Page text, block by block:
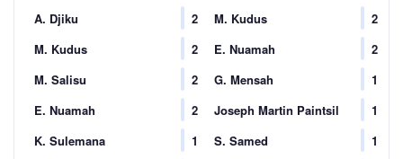
A. Djiku
2
M. Kudus
2
M. Salisu
2
E. Nuamah
2
K. Sulemana
1
M. Kudus
2
E. Nuamah
2
G. Mensah
1
Joseph Martin Paintsil
1
S. Samed
1